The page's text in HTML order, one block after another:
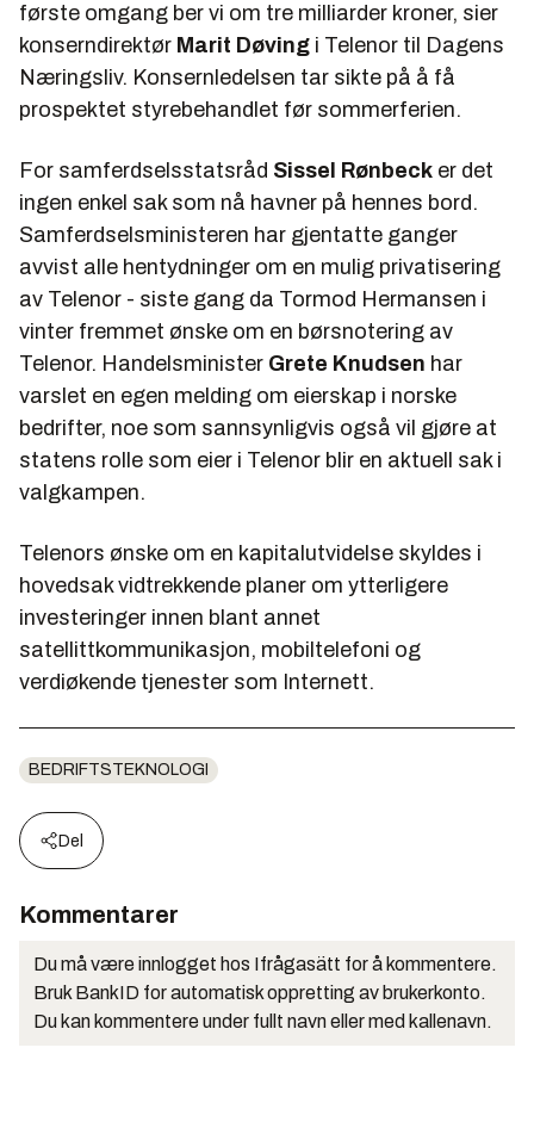
første omgang ber vi om tre milliarder kroner, sier
konserndirektør Marit Døving i Telenor til Dagens
Næringsliv. Konsernledelsen tar sikte på å få
prospektet styrebehandlet før sommerferien.
For samferdselsstatsråd Sissel Rønbeck er det
ingen enkel sak som nå havner på hennes bord.
Samferdselsministeren har gjentatte ganger
avvist alle hentydninger om en mulig privatisering
av Telenor - siste gang da Tormod Hermansen i
vinter fremmet ønske om en børsnotering av
Telenor. Handelsminister Grete Knudsen har
varslet en egen melding om eierskap i norske
bedrifter, noe som sannsynligvis også vil gjøre at
statens rolle som eier i Telenor blir en aktuell sak i
valgkampen.
Telenors ønske om en kapitalutvidelse skyldes i
hovedsak vidtrekkende planer om ytterligere
investeringer innen blant annet
satellittkommunikasjon, mobiltelefoni og
verdiøkende tjenester som Internett.
BEDRIFTSTEKNOLOGI
Del
Kommentarer
Du må være innlogget hos Ifrågasätt for å kommentere.
Bruk BankID for automatisk oppretting av brukerkonto.
Du kan kommentere under fullt navn eller med kallenavn.